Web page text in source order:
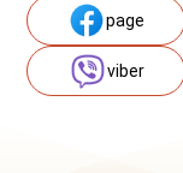
page
viber